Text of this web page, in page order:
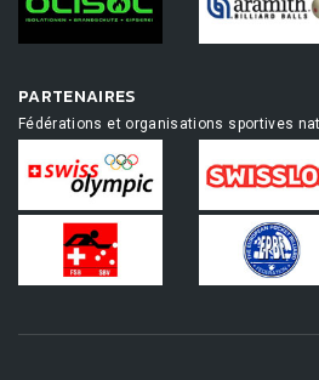
PARTENAIRES
Fédérations et organisations sportives